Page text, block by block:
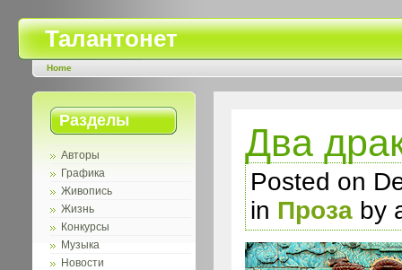
Талантонет
Home
Разделы
Авторы
Графика
Живопись
Жизнь
Конкурсы
Музыка
Новости
Два
Posted on
in Проза by